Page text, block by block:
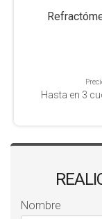
Hasta en 3
Nombre